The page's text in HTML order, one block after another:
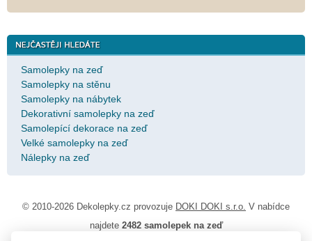
Samolepky na zeď
Samolepky na stěnu
Samolepky na nábytek
Dekorativní samolepky na zeď
Samolepící dekorace na zeď
Velké samolepky na zeď
Nálepky na zeď
© 2010-2026 Dekolepky.cz provozuje DOKI DOKI s.r.o. V nabídce
najdete 2482 samolepek na zeď